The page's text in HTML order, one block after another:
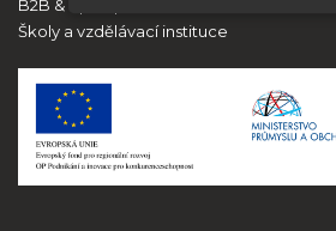
B2B & Spolupráce
Školy a vzdělávací instituce